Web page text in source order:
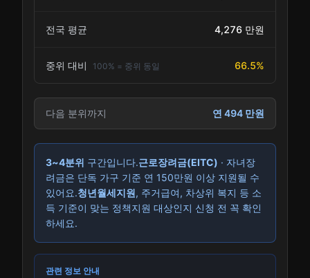
전국 평균 4,276 만원
중위 대비 100% = 중위 동일 66.5%
다음 분위까지 연 494 만원
3~4분위 구간입니다.근로장려금(EITC) · 자녀장
려금은 단독 가구 기준 연 150만원 이상 지원될 수
있어요.청년월세지원, 주거급여, 차상위 복지 등 소
득 기준이 맞는 정책지원 대상인지 신청 전 꼭 확인
하세요.
관련 정보 안내